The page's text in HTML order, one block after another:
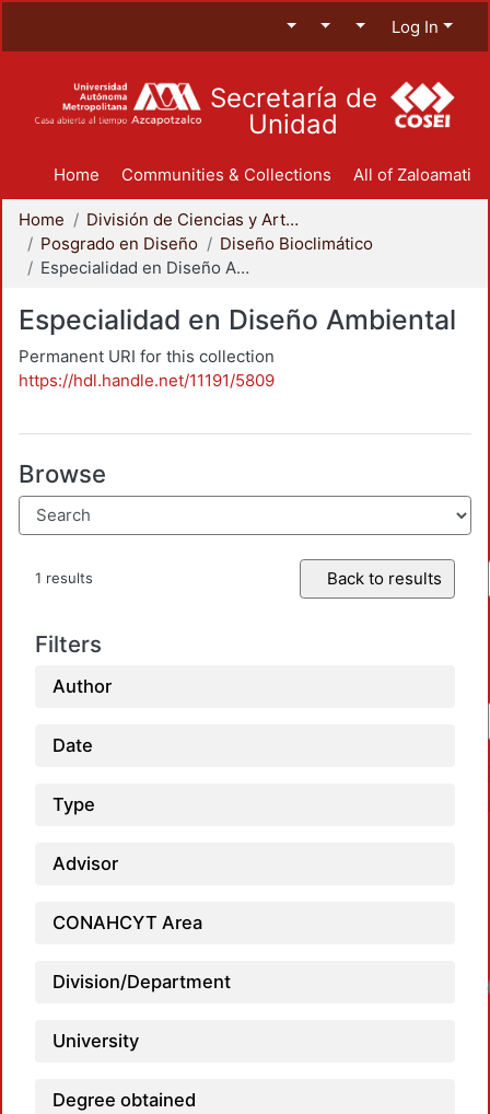
Log In
Secretaría de
Unidad
Home Communities & Collections All of Zaloamati
Home
División de Ciencias y Artes para el Diseño
Posgrado en Diseño
Diseño Bioclimático
Especialidad en Diseño Ambiental
Especialidad en Diseño Ambiental
Permanent URI for this collection
https://hdl.handle.net/11191/5809
Browse
1 results Back to results
Filters
Author
Date
Type
Advisor
CONAHCYT Area
Division/Department
University
Degree obtained